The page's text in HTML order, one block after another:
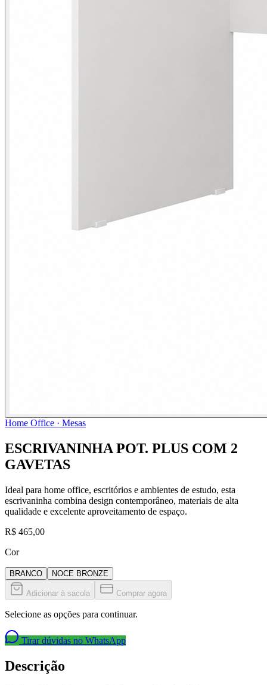
Home Office · Mesas
ESCRIVANINHA POT. PLUS COM 2
GAVETAS
Ideal para home office, escritórios e ambientes de estudo, esta
escrivaninha combina design contemporâneo, materiais de alta
qualidade e excelente aproveitamento de espaço.
R$ 465,00
Cor
BRANCO NOCE BRONZE
Adicionar à sacola Comprar agora
Selecione as opções para continuar.
Tirar dúvidas no WhatsApp
Descrição